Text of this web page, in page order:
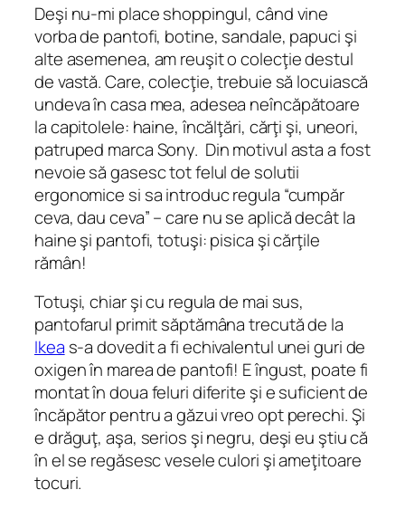
Deşi nu-mi place shoppingul, când vine
vorba de pantofi, botine, sandale, papuci şi
alte asemenea, am reuşit o colecţie destul
de vastă. Care, colecţie, trebuie să locuiască
undeva în casa mea, adesea neîncăpătoare
la capitolele: haine, încălţări, cărţi şi, uneori,
patruped marca Sony. Din motivul asta a fost
nevoie să gasesc tot felul de solutii
ergonomice si sa introduc regula “cumpăr
ceva, dau ceva” – care nu se aplică decât la
haine şi pantofi, totuşi: pisica şi cărţile
rămân!
Totuşi, chiar şi cu regula de mai sus,
pantofarul primit săptămâna trecută de la
Ikea s-a dovedit a fi echivalentul unei guri de
oxigen în marea de pantofi! E îngust, poate fi
montat în doua feluri diferite şi e suficient de
încăpător pentru a găzui vreo opt perechi. Şi
e drăguţ, aşa, serios şi negru, deşi eu ştiu că
în el se regăsesc vesele culori şi ameţitoare
tocuri.